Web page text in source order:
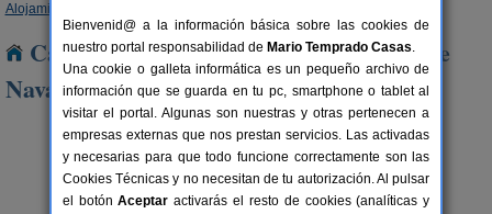
Alojamientos
Casas Rurales cerca de Villar del Saz de
Navalon
Bienvenid@ a la información básica sobre las cookies de
nuestro portal responsabilidad de Mario Temprado Casas.
Una cookie o galleta informática es un pequeño archivo de
información que se guarda en tu pc, smartphone o tablet al
visitar el portal. Algunas son nuestras y otras pertenecen a
empresas externas que nos prestan servicios. Las activadas
y necesarias para que todo funcione correctamente son las
Cookies Técnicas y no necesitan de tu autorización. Al pulsar
el botónAceptar activarás el resto de cookies (analíticas y